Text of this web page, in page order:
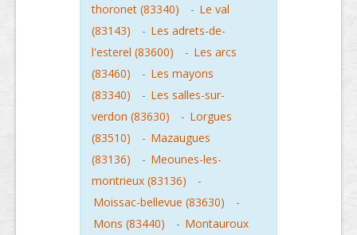
thoronet (83340)
- Le val
(83143)
- Les adrets-de-
l'esterel (83600)
- Les arcs
(83460)
- Les mayons
(83340)
- Les salles-sur-
verdon (83630)
- Lorgues
(83510)
- Mazaugues
(83136)
- Meounes-les-
montrieux (83136)
-
Moissac-bellevue (83630)
-
Mons (83440)
- Montauroux